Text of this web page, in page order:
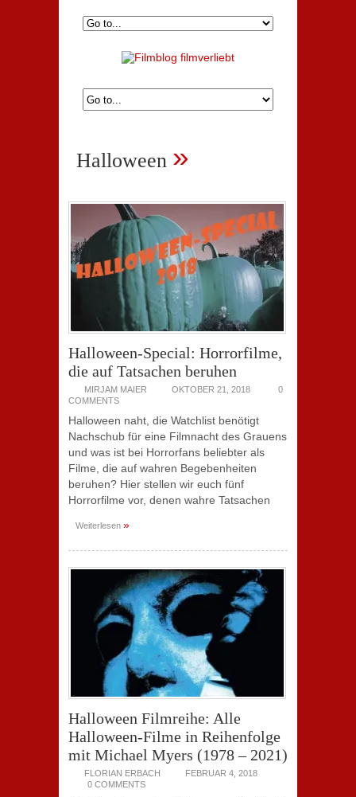
Halloween »
Halloween-Special: Horrorfilme,
die auf Tatsachen beruhen
MIRJAM MAIER OKTOBER 21, 2018
0
COMMENTS
Halloween naht, die Watchlist benötigt
Nachschub für eine Filmnacht des Grauens
und was ist bei Horrorfans beliebter als
Filme, die auf wahren Begebenheiten
beruhen? Hier stellen wir euch fünf
Horrorfilme vor, denen wahre Tatsachen
Weiterlesen »
Halloween Filmreihe: Alle
Halloween-Filme in Reihenfolge
mit Michael Myers (1978 – 2021)
FLORIAN ERBACH
FEBRUAR 4, 2018
0 COMMENTS